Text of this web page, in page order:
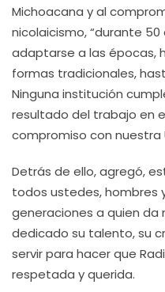
Michoacana y al
nicolaicismo, “durante
adaptarse a las épocas,
formas tradicionales,
Ninguna institución
resultado del trabajo en
compromiso con nuestra
Detrás de ello, agregó,
todos ustedes, hombres
generaciones a quien da
dedicado su talento, su
servir para hacer que
respetada y querida.